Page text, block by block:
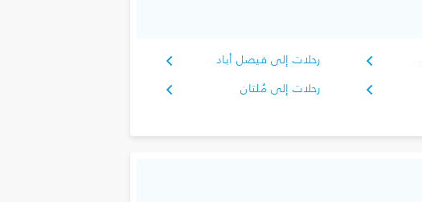
رحلات إلى فيصل أباد
رحلات إلى مُلتان